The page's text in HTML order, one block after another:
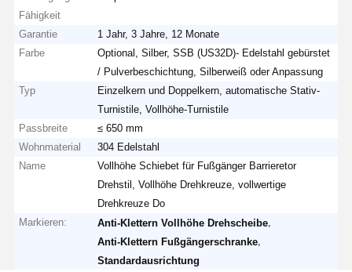
Fähigkeit
Garantie
1 Jahr, 3 Jahre, 12 Monate
Farbe
Optional, Silber, SSB (US32D)- Edelstahl gebürstet
/ Pulverbeschichtung, Silberweiß oder Anpassung
Typ
Einzelkern und Doppelkern, automatische Stativ-
Turnistile, Vollhöhe-Turnistile
Passbreite
≤ 650 mm
Wohnmaterial
304 Edelstahl
Name
Vollhöhe Schiebet für Fußgänger Barrieretor
Drehstil, Vollhöhe Drehkreuze, vollwertige
Drehkreuze Do
Markieren:
Anti-Klettern Vollhöhe Drehscheibe
Anti-Klettern Fußgängerschranke
Standardausrichtung